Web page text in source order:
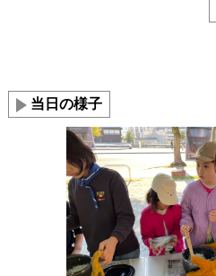
当日の様子